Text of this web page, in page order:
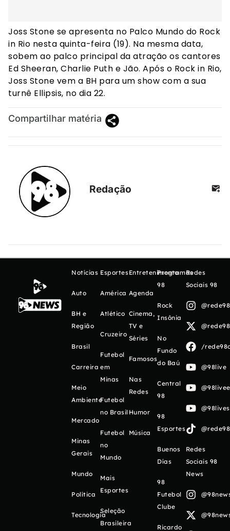
Joss Stone se apresenta no Palco Mundo do Rock
in Rio nesta quinta-feira (19). Na mesma data,
sobem ao palco principal da atração os cantores
Ed Sheeran, Charlie Puth e Jão. Após o Rock in Rio,
Joss Stone vem a BH para um show com a sua
turnê Ellipsis, no dia 22.
Compartilhar matéria
Redação
Notícias
Auto
BH e
Região
Brasil
Carreira
Meio
Ambiente
Mercado
Minas
Gerais
Mundo
Política
Tecnologia
Esportes
América
Atlético
Cruzeiro
Futebol
em
Minas
Futebol
no Brasil
Futebol
no
Mundo
Mais
Esportes
Seleção
Brasileira
Entretenimento
Agenda
Cinema,
TV e
Séries
Famosos
Nas
Redes
Humor
Música
Programas
98
Rock
Insônia
No
Fundo
do Baú
Central
98
98
Esportes
Buenos
Días
98
Futebol
Clube
Ricardo
Redes
Sociais 98
/
@98live
Redes
Sociais 98
News